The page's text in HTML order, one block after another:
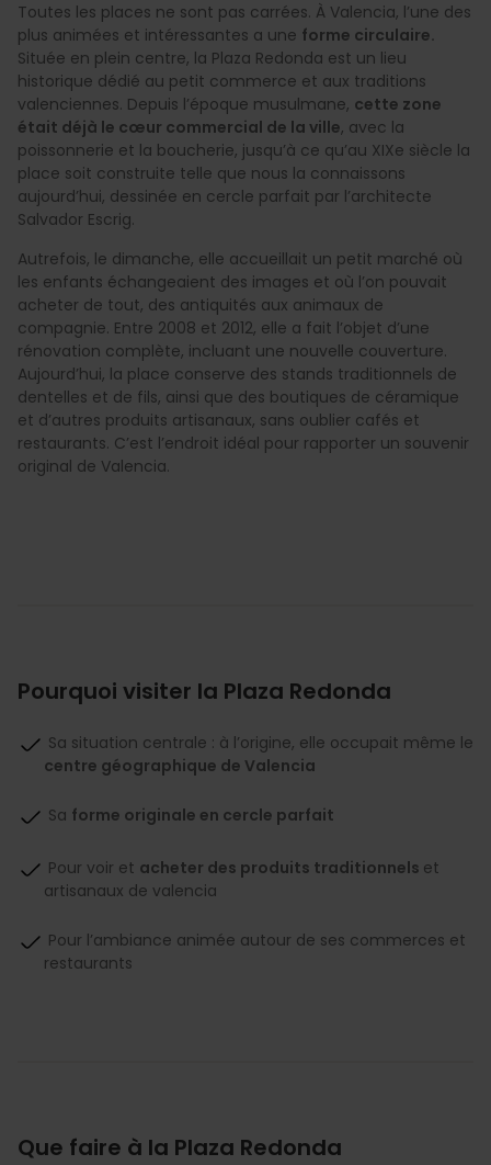
Toutes les places ne sont pas carrées. À Valencia, l’une des
plus animées et intéressantes a une forme circulaire.
Située en plein centre, la Plaza Redonda est un lieu
historique dédié au petit commerce et aux traditions
valenciennes. Depuis l’époque musulmane, cette zone
était déjà le cœur commercial de la ville, avec la
poissonnerie et la boucherie, jusqu’à ce qu’au XIXe siècle la
place soit construite telle que nous la connaissons
aujourd’hui, dessinée en cercle parfait par l’architecte
Salvador Escrig.
Autrefois, le dimanche, elle accueillait un petit marché où
les enfants échangeaient des images et où l’on pouvait
acheter de tout, des antiquités aux animaux de
compagnie. Entre 2008 et 2012, elle a fait l’objet d’une
rénovation complète, incluant une nouvelle couverture.
Aujourd’hui, la place conserve des stands traditionnels de
dentelles et de fils, ainsi que des boutiques de céramique
et d’autres produits artisanaux, sans oublier cafés et
restaurants. C’est l’endroit idéal pour rapporter un souvenir
original de Valencia.
Pourquoi visiter la Plaza Redonda
Sa situation centrale : à l’origine, elle occupait même le
centre géographique de Valencia
Sa forme originale en cercle parfait
Pour voir et acheter des produits traditionnels et
artisanaux de valencia
Pour l’ambiance animée autour de ses commerces et
restaurants
Que faire à la Plaza Redonda